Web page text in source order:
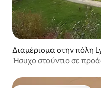
Διαμέρισμα στην πόλη
Ήσυχο στούντιο σε